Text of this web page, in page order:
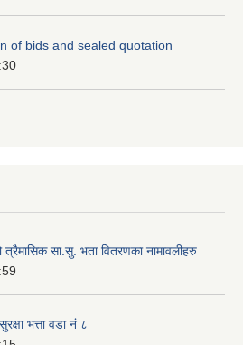
of bids and sealed quotation
सा.सु. भता वितरणका नामावलीहरु
भत्ता वडा नं ८